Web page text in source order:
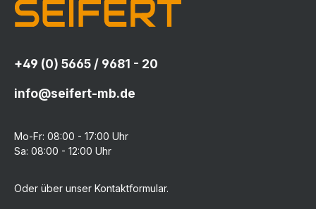
+49 (0) 5665 / 9681 - 20
info@seifert-mb.de
Mo-Fr: 08:00 - 17:00 Uhr
Sa: 08:00 - 12:00 Uhr
Oder über unser Kontaktformular.